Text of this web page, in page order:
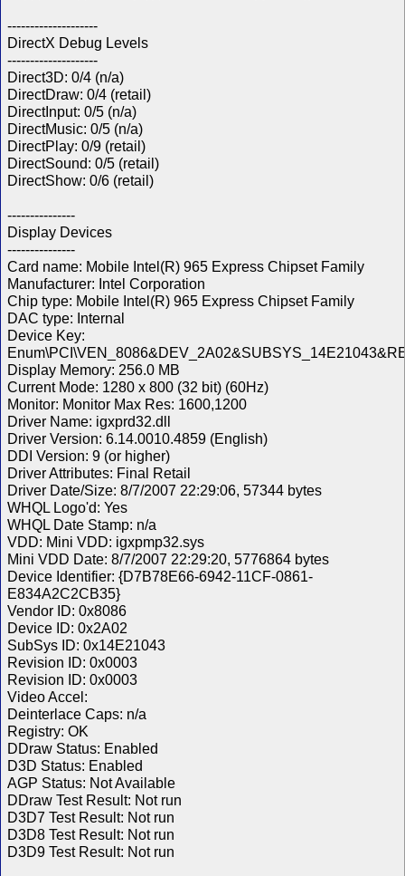
--------------------
DirectX Debug Levels
--------------------
Direct3D: 0/4 (n/a)
DirectDraw: 0/4 (retail)
DirectInput: 0/5 (n/a)
DirectMusic: 0/5 (n/a)
DirectPlay: 0/9 (retail)
DirectSound: 0/5 (retail)
DirectShow: 0/6 (retail)
---------------
Display Devices
---------------
Card name: Mobile Intel(R) 965 Express Chipset Family
Manufacturer: Intel Corporation
Chip type: Mobile Intel(R) 965 Express Chipset Family
DAC type: Internal
Device Key:
Display Memory: 256.0 MB
Current Mode: 1280 x 800 (32 bit) (60Hz)
Monitor: Monitor Max Res: 1600,1200
Driver Name: igxprd32.dll
Driver Version: 6.14.0010.4859 (English)
DDI Version: 9 (or higher)
Driver Attributes: Final Retail
Driver Date/Size: 8/7/2007 22:29:06, 57344 bytes
WHQL Logo'd: Yes
WHQL Date Stamp: n/a
VDD: Mini VDD: igxpmp32.sys
Mini VDD Date: 8/7/2007 22:29:20, 5776864 bytes
Device Identifier: {D7B78E66-6942-11CF-0861-
E834A2C2CB35}
Vendor ID: 0x8086
Device ID: 0x2A02
SubSys ID: 0x14E21043
Revision ID: 0x0003
Revision ID: 0x0003
Video Accel:
Deinterlace Caps: n/a
Registry: OK
DDraw Status: Enabled
D3D Status: Enabled
AGP Status: Not Available
DDraw Test Result: Not run
D3D7 Test Result: Not run
D3D8 Test Result: Not run
D3D9 Test Result: Not run